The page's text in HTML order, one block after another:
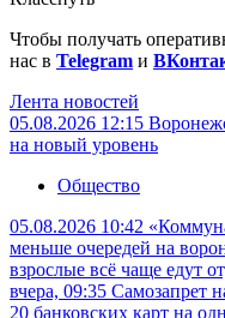
Чтобы получать
нас в Telegram и
Лента новостей
05.08.2026 12:15
на новый уровень
Общество
05.08.2026 10:42
меньше очередей на
взрослые всё чаще едут
вчера, 09:35 Самозапрет
20 банковских карт на